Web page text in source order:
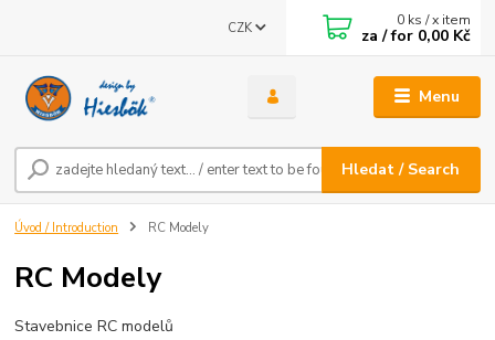
Menu
CZK
Hledat / Search
0 ks / x item
za / for 0,00 Kč
Úvod / Introduction RC Modely
RC Modely
Stavebnice RC modelů